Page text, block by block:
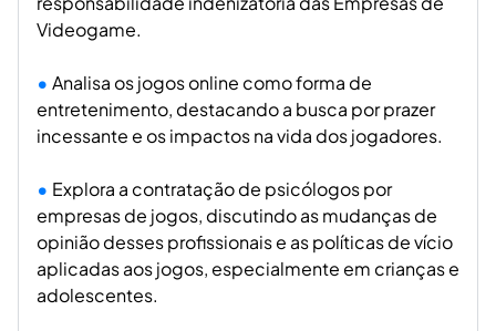
Videogame.
Analisa os jogos online como forma de
entretenimento, destacando a busca por prazer
incessante e os impactos na vida dos jogadores.
Explora a contratação de psicólogos por
empresas de jogos, discutindo as mudanças de
opinião desses profissionais e as políticas de vício
aplicadas aos jogos, especialmente em crianças e
adolescentes.